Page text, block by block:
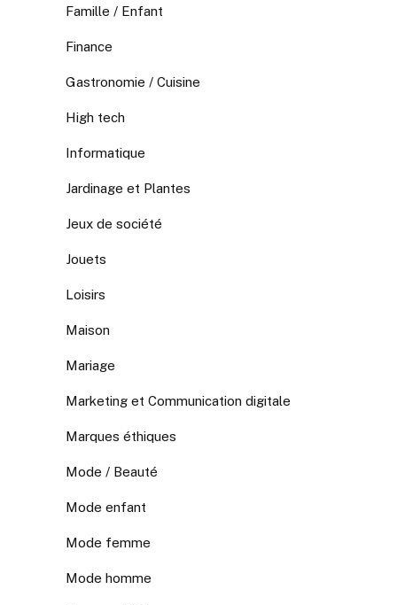
Famille / Enfant
Finance
Gastronomie / Cuisine
High tech
Informatique
Jardinage et Plantes
Jeux de société
Jouets
Loisirs
Maison
Mariage
Marketing et Communication digitale
Marques éthiques
Mode / Beauté
Mode enfant
Mode femme
Mode homme